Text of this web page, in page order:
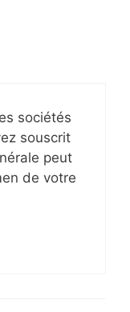
sociétés
souscrit
peut
de votre